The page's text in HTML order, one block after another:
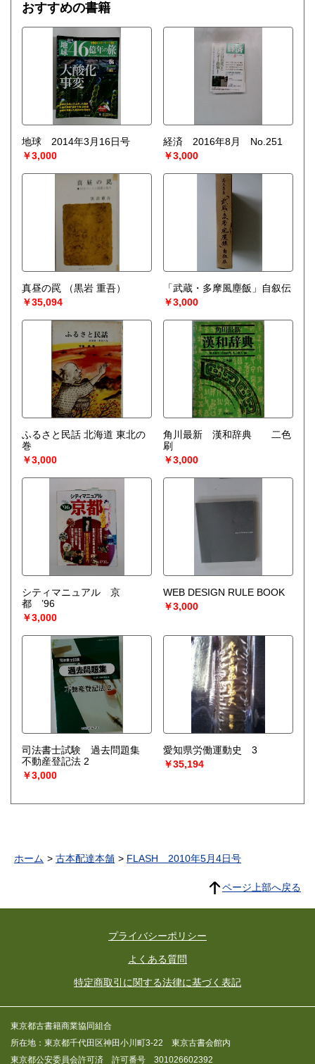
おすすめの書籍
地球 2014年3月16日号
￥3,000
経済 2016年8月 No.251
￥3,000
真昼の罠
（黒岩 重吾）
￥35,094
「武蔵・多摩風塵飯」自叙伝
￥3,000
ふるさと民話 北海道 東北の
巻
￥3,000
角川最新 漢和辞典 二色
刷
￥3,000
シティマニュアル 京
都 ’96
￥3,000
WEB DESIGN RULE BOOK
￥3,000
司法書士試験 過去問題集
不動産登記法 2
￥3,000
愛知県労働運動史 3
￥35,194
ホーム 古本配達本舗 FLASH 2010年5月4日号
ページ上部へ戻る
プライバシーポリシー
よくある質問
特定商取引に関する法律に基づく表記
東京都古書籍商業協同組合
所在地：東京都千代田区神田小川町3-22 東京古書会館内
東京都公安委員会許可済 許可番号 301026602392